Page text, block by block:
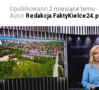
Opublikowano 2 miesiące temu -
Autor Redakcja FaktyKielce24.pl